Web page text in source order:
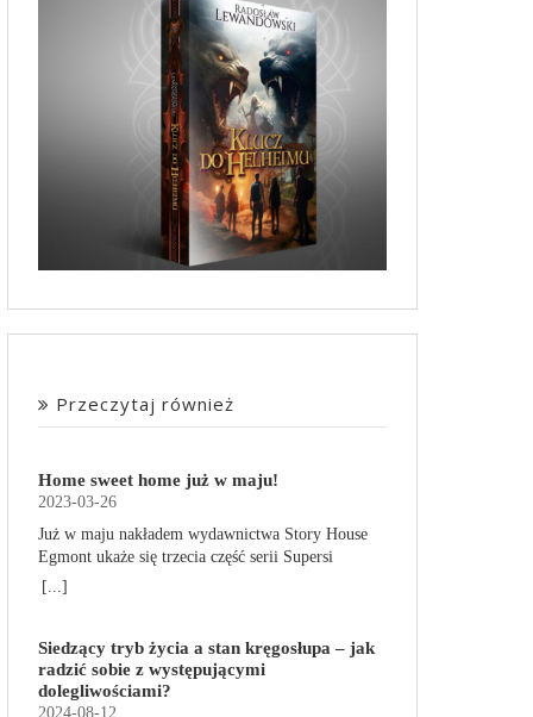
Przeczytaj również
Home sweet home już w maju!
2023-03-26
Już w maju nakładem wydawnictwa Story House
Egmont ukaże się trzecia część serii Supersi
scenarzysty Frederic Maupome. Ten tom nosi tytuł
obdarzone supermocami i wspomagane przez
robota o imieniu Al. Są rozdarte między chęcią
prowadzenia normalnego życia wśród ludzi a
[...]
Siedzący tryb życia a stan kręgosłupa – jak
radzić sobie z występującymi
dolegliwościami?
2024-08-12